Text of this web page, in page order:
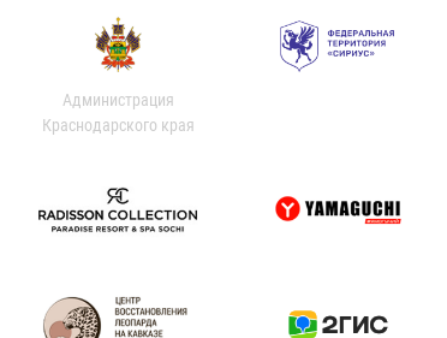
Администрация
Краснодарского края